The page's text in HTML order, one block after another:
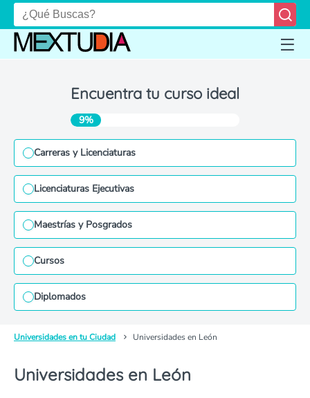
Encuentra tu curso ideal
9%
Carreras y Licenciaturas
Licenciaturas Ejecutivas
Maestrías y Posgrados
Cursos
Diplomados
Universidades en tu Ciudad Universidades en León
Universidades en León